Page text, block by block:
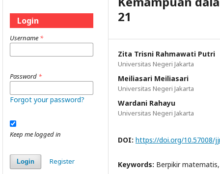
Login
Username *
Password *
Forgot your password?
Keep me logged in
Login Register
21
Zita Trisni Rahmawati Putri
Universitas Negeri Jakarta
Meiliasari Meiliasari
Universitas Negeri Jakarta
Wardani Rahayu
Universitas Negeri Jakarta
DOI: https://doi.org/10.57008/
Keywords: Berpikir